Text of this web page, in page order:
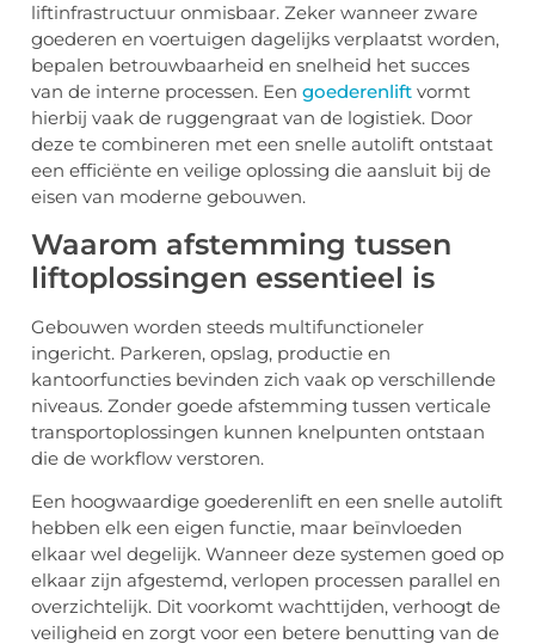
liftinfrastructuur onmisbaar. Zeker wanneer zware
goederen en voertuigen dagelijks verplaatst worden,
bepalen betrouwbaarheid en snelheid het succes
van de interne processen. Een goederenlift vormt
hierbij vaak de ruggengraat van de logistiek. Door
deze te combineren met een snelle autolift ontstaat
een efficiënte en veilige oplossing die aansluit bij de
eisen van moderne gebouwen.
Waarom afstemming tussen
liftoplossingen essentieel is
Gebouwen worden steeds multifunctioneler
ingericht. Parkeren, opslag, productie en
kantoorfuncties bevinden zich vaak op verschillende
niveaus. Zonder goede afstemming tussen verticale
transportoplossingen kunnen knelpunten ontstaan
die de workflow verstoren.
Een hoogwaardige goederenlift en een snelle autolift
hebben elk een eigen functie, maar beïnvloeden
elkaar wel degelijk. Wanneer deze systemen goed op
elkaar zijn afgestemd, verlopen processen parallel en
overzichtelijk. Dit voorkomt wachttijden, verhoogt de
veiligheid en zorgt voor een betere benutting van de